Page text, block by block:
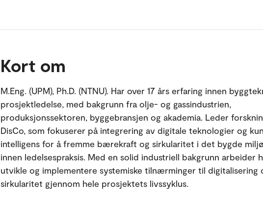
Kort om
M.Eng. (UPM), Ph.D. (NTNU). Har over 17 års erfaring innen
prosjektledelse, med bakgrunn fra olje- og gassindustrien,
produksjonssektoren, byggebransjen og akademia. Leder
DisCo, som fokuserer på integrering av digitale teknologier og
intelligens for å fremme bærekraft og sirkularitet i det bygde
innen ledelsespraksis. Med en solid industriell bakgrunn arbeider
utvikle og implementere systemiske tilnærminger til digitalisering
sirkularitet gjennom hele prosjektets livssyklus.